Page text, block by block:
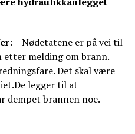
: – Nødetatene er på vei til
etter melding om brann.
Det skal være
legger til at
dempet brannen noe.